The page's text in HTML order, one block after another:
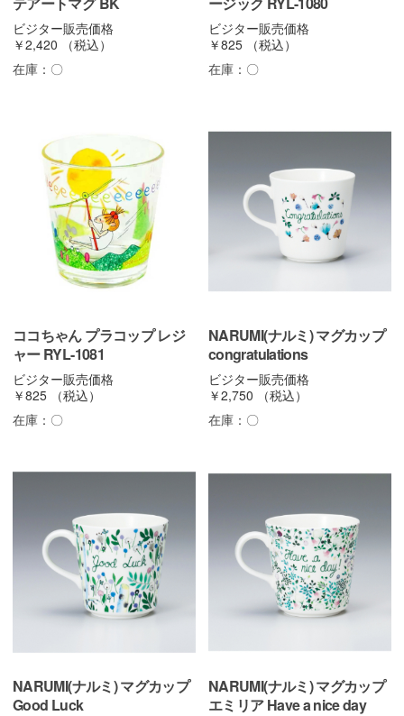
ビジター販売価格
￥2,420
（税込）
在庫： 〇
ビジター販売価格
￥825
（税込）
在庫： 〇
ココちゃん プラコップ レジ
ャー RYL-1081
ビジター販売価格
￥825
（税込）
在庫： 〇
NARUMI(ナルミ) マグカップ
congratulations
ビジター販売価格
￥2,750
（税込）
在庫： 〇
NARUMI(ナルミ) マグカップ
Good Luck
NARUMI(ナルミ) マグカップ
エミリア Have a nice day